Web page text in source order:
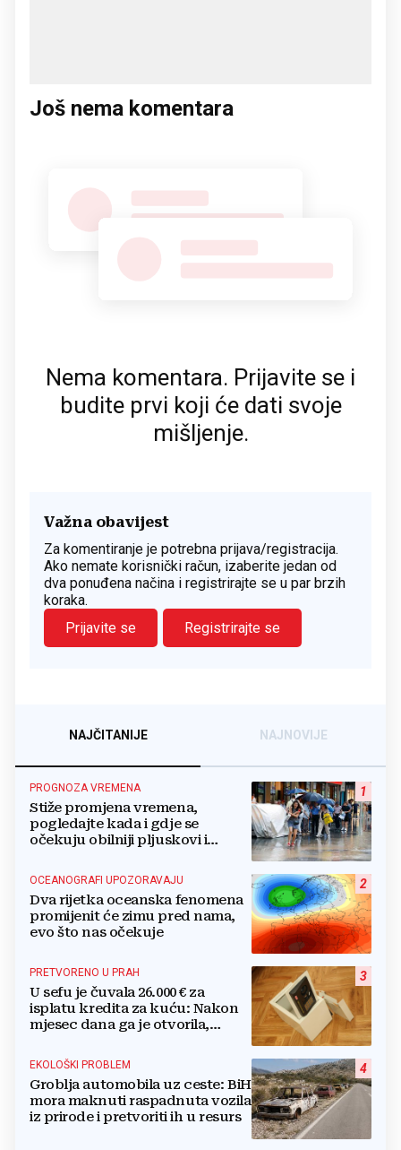
Još nema komentara
Nema komentara. Prijavite se i
budite prvi koji će dati svoje
mišljenje.
Važna obavijest
Za komentiranje je potrebna prijava/registracija.
Ako nemate korisnički račun, izaberite jedan od
dva ponuđena načina i registrirajte se u par brzih
koraka.
Prijavite se
Registrirajte se
NAJČITANIJE NAJNOVIJE
1
PROGNOZA VREMENA
Stiže promjena vremena,
pogledajte kada i gdje se
očekuju obilniji pljuskovi i
2
OCEANOGRAFI UPOZORAVAJU
Dva rijetka oceanska fenomena
promijenit će zimu pred nama,
evo što nas očekuje
3
PRETVORENO U PRAH
U sefu je čuvala 26.000 € za
isplatu kredita za kuću: Nakon
mjesec dana ga je otvorila,
4
EKOLOŠKI PROBLEM
Groblja automobila uz ceste: BiH
mora maknuti raspadnuta vozila
iz prirode i pretvoriti ih u resurs